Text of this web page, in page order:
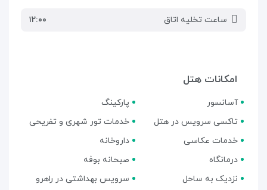
ساعت تخلیه اتاق ۱۲:۰۰
امکانات هتل
آسانسور
پارکینگ
تاکسی سرویس در هتل
خدمات تور شهری و تفریحی
خدمات عکاسی
داروخانه
درمانگاه
صبحانه بوفه
نزدیک به ساحل
سرویس بهداشتی در راهرو